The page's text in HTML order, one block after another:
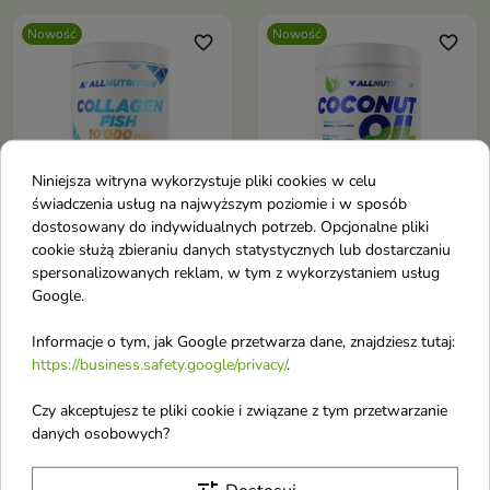
Nowość favorite_border
AllNutrition Collagen
Fish 10000mg Mango
Nowość favorite_border
AllNutrition Coconut
Niniejsza witryna wykorzystuje pliki cookies w celu
świadczenia usług na najwyższym poziomie i w sposób
dostosowany do indywidualnych potrzeb. Opcjonalne pliki
cookie służą zbieraniu danych statystycznych lub dostarczaniu
spersonalizowanych reklam, w tym z wykorzystaniem usług
Google.
Informacje o tym, jak Google przetwarza dane, znajdziesz tutaj:
https://business.safety.google/privacy/.
Czy akceptujesz te pliki cookie i związane z tym przetwarzanie
danych osobowych?